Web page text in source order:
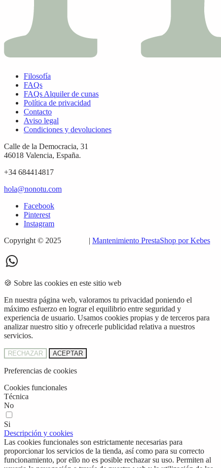
Filosofía
FAQs
FAQs Alquiler de cunas
Política de privacidad
Contacto
Aviso legal
Condiciones y devoluciones
Calle de la Democracia, 31
46018 Valencia, España.
+34 684414817
hola@nonotu.com
Facebook
Pinterest
Instagram
Copyright © 2025
Mantenimiento PrestaShop por Kebes
🍪 Sobre las cookies en este sitio web
En nuestra página web, valoramos tu privacidad poniendo el
máximo esfuerzo en lograr el equilibrio entre seguridad y
experiencia de usuario. Usamos cookies propias y de terceros para
analizar nuestro sitio y ofrecerle publicidad relativa a nuestros
servicios.
RECHAZAR ACEPTAR
Preferencias de cookies
Cookies funcionales
Técnica
No
Si
Descripción y cookies
Las cookies funcionales son estrictamente necesarias para
proporcionar los servicios de la tienda, así como para su correcto
funcionamiento, por ello no es posible rechazar su uso. Permiten al